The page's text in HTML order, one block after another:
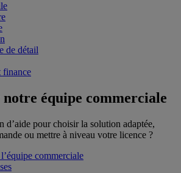
de détail
finance
équipe commerciale
d’aide pour choisir la solution adaptée,
ou mettre à niveau votre licence ?
commerciale